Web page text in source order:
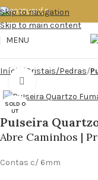
Skip to navigation
Skip to main content
MENU
Início Cristais/Pedras
SOLD O
UT
Pulseira
Abre Caminhos |
Contas c/ 6mm